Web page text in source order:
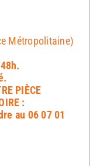
Métropolitaine)
PIÈCE
:
au 06 07 01